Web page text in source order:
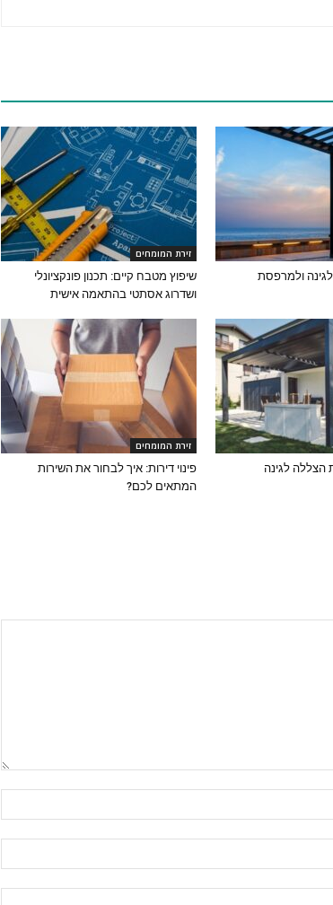
ולמרפסת
זירת המומחים
שיפוץ מטבח קיים: תכנון פונקציונלי
ושדרוג אסתטי בהתאמה אישית
הצללה לגינה
זירת המומחים
פינוי דירות: איך לבחור את השירות
המתאים לכם?